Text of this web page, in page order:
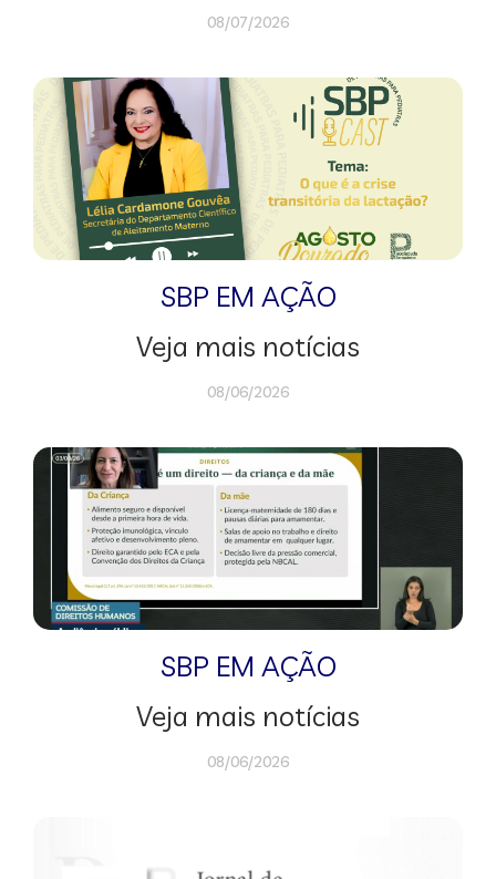
08/07/2026
SBP EM AÇÃO
Veja mais notícias
08/06/2026
SBP EM AÇÃO
Veja mais notícias
08/06/2026